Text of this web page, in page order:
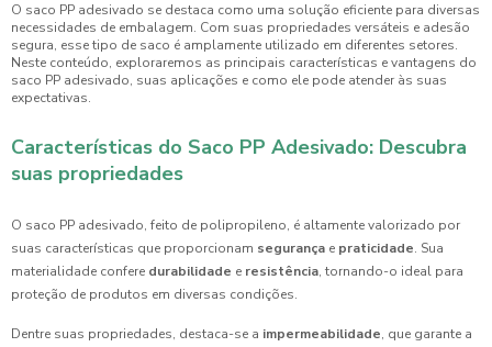
O saco PP adesivado se destaca como uma solução eficiente para diversas
necessidades de embalagem. Com suas propriedades versáteis e adesão
segura, esse tipo de saco é amplamente utilizado em diferentes setores.
Neste conteúdo, exploraremos as principais características e vantagens do
saco PP adesivado, suas aplicações e como ele pode atender às suas
expectativas.
Características do Saco PP Adesivado: Descubra
suas propriedades
O saco PP adesivado, feito de polipropileno, é altamente valorizado por
suas características que proporcionam segurança e praticidade. Sua
materialidade confere durabilidade e resistência, tornando-o ideal para
proteção de produtos em diversas condições.
Dentre suas propriedades, destaca-se a impermeabilidade, que garante a